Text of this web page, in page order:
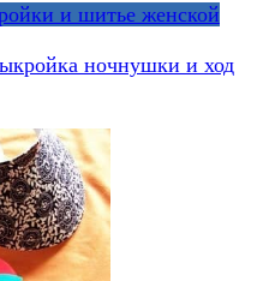
и шитье женской
ночнушки и ход